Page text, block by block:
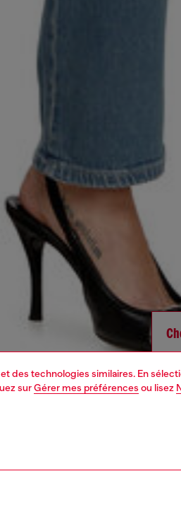
des technologies similaires. En
surGérer mes préférences ou lisez